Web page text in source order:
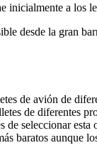
inicialmente a los
desde la gran
de avión de
de diferentes
de seleccionar
baratos aunque